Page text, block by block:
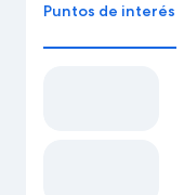
Puntos de interés